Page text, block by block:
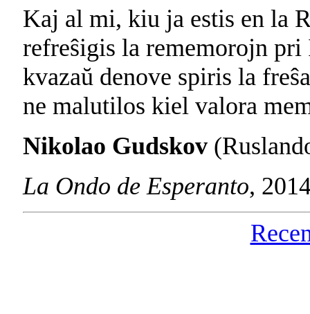
Kaj al mi, kiu ja estis en la
refreŝigis la rememorojn
kvazaŭ denove spiris la
ne malutilos kiel valora
Nikolao Gudskov
La Ondo de Esperanto,